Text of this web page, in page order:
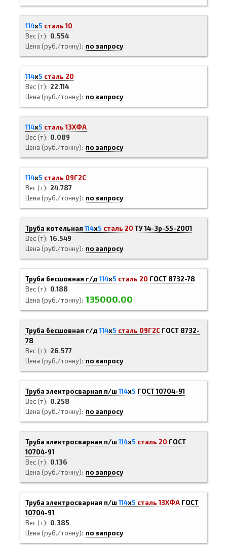
114х5 сталь 10
Вес (т)
0.554
Цена (руб./тонну)
по запросу
114х5 сталь 20
Вес (т)
22.114
Цена (руб./тонну)
по запросу
114х5 сталь 13ХФА
Вес (т)
0.089
Цена (руб./тонну)
по запросу
114х5 сталь 09Г2С
Вес (т)
24.787
Цена (руб./тонну)
по запросу
Труба котельная114х5 сталь 20 ТУ 14-3р-55-2001
Вес (т) 16.549
Цена (руб./тонну)
по запросу
Труба бесшовная г/д114х5 сталь 20 ГОСТ 8732-78
Вес (т)
0.188
Цена (руб./тонну) 135000.00
Труба бесшовная г/д114х5 сталь 09Г2С ГОСТ 8732-
78
Вес (т)
26.577
Цена (руб./тонну)
по запросу
Труба электросварная п/ш114х5 ГОСТ 10704-91
Вес (т)
0.258
Цена (руб./тонну)
по запросу
Труба электросварная п/ш114х5 сталь 20 ГОСТ
10704-91
Вес (т)
0.136
Цена (руб./тонну)
по запросу
Труба электросварная п/ш114х5 сталь 13ХФА ГОСТ
10704-91
Вес (т)
0.385
Цена (руб./тонну)
по запросу